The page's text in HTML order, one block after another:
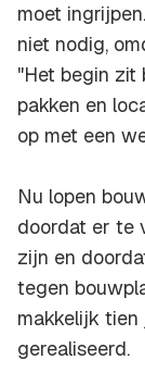
moet
niet nodig,
"Het begin zit
pakken en
op met een
Nu lopen
doordat er te
zijn en
tegen
makkelijk
gerealiseerd.